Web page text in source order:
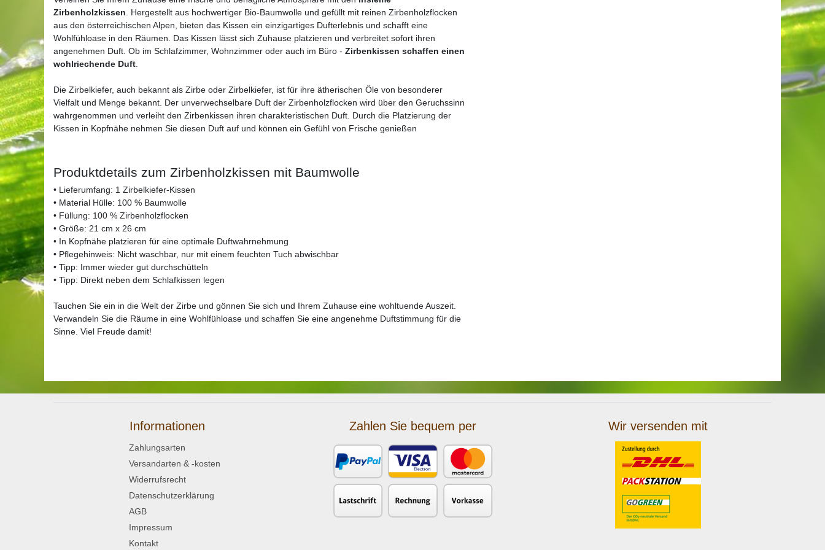
Zirbenholzkissen . Hergestellt aus hochwertiger Bio-Baumwolle und gefüllt mit reinen Zirbenholzflocken
aus den österreichischen Alpen, bieten das Kissen ein einzigartiges Dufterlebnis und schafft eine
Wohlfühloase in den Räumen. Das Kissen lässt sich Zuhause platzieren und verbreitet sofort ihren
angenehmen Duft. Ob im Schlafzimmer, Wohnzimmer oder auch im Büro - Zirbenkissen schaffen einen
wohlriechende Duft
Die Zirbelkiefer, auch bekannt als Zirbe oder Zirbelkiefer, ist für ihre ätherischen Öle von besonderer
Vielfalt und Menge bekannt. Der unverwechselbare Duft der Zirbenholzflocken wird über den Geruchssinn
wahrgenommen und verleiht den Zirbenkissen ihren charakteristischen Duft. Durch die Platzierung der
Kissen in Kopfnähe nehmen Sie diesen Duft auf und können ein Gefühl von Frische genießen
Produktdetails zum Zirbenholzkissen mit Baumwolle
• Lieferumfang: 1 Zirbelkiefer-Kissen
• Material Hülle: 100 % Baumwolle
• Füllung: 100 % Zirbenholzflocken
• Größe: 21 cm x 26 cm
• In Kopfnähe platzieren für eine optimale Duftwahrnehmung
• Pflegehinweis: Nicht waschbar, nur mit einem feuchten Tuch abwischbar
• Tipp: Immer wieder gut durchschütteln
• Tipp: Direkt neben dem Schlafkissen legen
Tauchen Sie ein in die Welt der Zirbe und gönnen Sie sich und Ihrem Zuhause eine wohltuende Auszeit.
Verwandeln Sie die Räume in eine Wohlfühloase und schaffen Sie eine angenehme Duftstimmung für die
Sinne. Viel Freude damit!
Informationen
Zahlungsarten
Versandarten & -kosten
Widerrufsrecht
Datenschutzerklärung
AGB
Impressum
Kontakt
Zahlen Sie bequem per Wir versenden mit